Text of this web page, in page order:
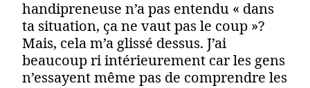
handipreneuse n’a pas entendu « dans
ta situation, ça ne vaut pas le coup »?
Mais, cela m’a glissé dessus. J’ai
beaucoup ri intérieurement car les gens
n’essayent même pas de comprendre les